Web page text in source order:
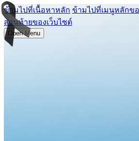
ข้ามไปที่เนื้อหาหลัก ข้ามไปที่เมนูหลักขอ
ส่วนท้ายของเว็บไซต์
Open Menu